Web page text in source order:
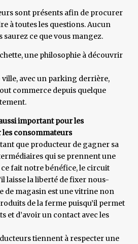
sont présents afin de procurer
à toutes les questions. Aucun
saurez ce que vous mangez.
une philosophie à découvrir
ville, avec un parking derrière,
commerce depuis quelque
important pour les
consommateurs
tant que producteur de gagner sa
qui se prennent une
fait notre bénéfice, le circuit
laisse la liberté de fixer nous-
de magasin est une vitrine non
de la ferme puisqu’il permet
et d’avoir un contact avec les
tiennent à respecter une